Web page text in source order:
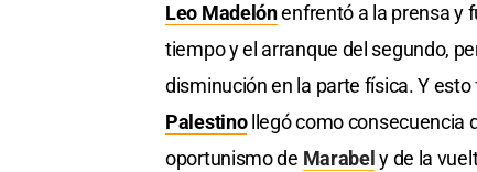
Leo Madelónenfrentó a la prensa y
tiempo y el arranque del segundo,
disminución en la parte física. Y esto
Palestinollegó como consecuencia
oportunismo de Marabel y de la